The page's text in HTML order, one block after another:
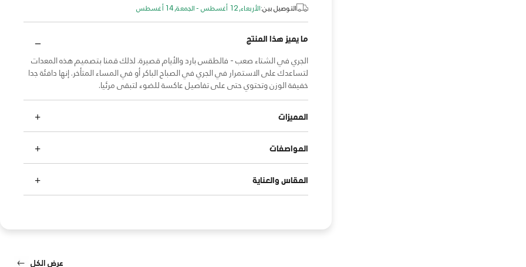
التوصيل بين:الأربعاء, 12 أغسطس - الجمعة, 14 أغسطس
ما يميز هذا المنتج
الجري في الشتاء صعب - فالطقس بارد والأيام قصيرة. لذلك قمنا بتصميم هذه المعدات
لتساعدك على الاستمرار في الجري في الصباح الباكر أو في المساء المتأخر. إنها دافئة جدا
خفيفة الوزن وتحتوي حتى على تفاصيل عاكسة للضوء لتبقى مرئيا.
المميزات
المواصفات
المقاس والعناية
عرض الكل